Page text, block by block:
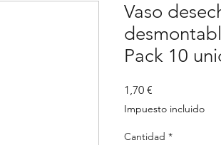
Vaso
Pack 10
1,70 €
Impuesto incluido
Cantidad *